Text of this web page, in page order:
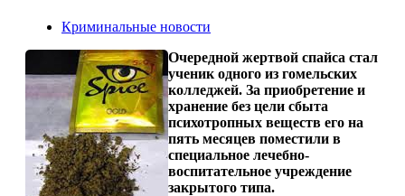
Криминальные новости
Очередной жертвой спайса стал
ученик одного из гомельских
колледжей. За приобретение и
хранение без цели сбыта
психотропных веществ его на
пять месяцев поместили в
специальное лечебно-
воспитательное учреждение
закрытого типа.